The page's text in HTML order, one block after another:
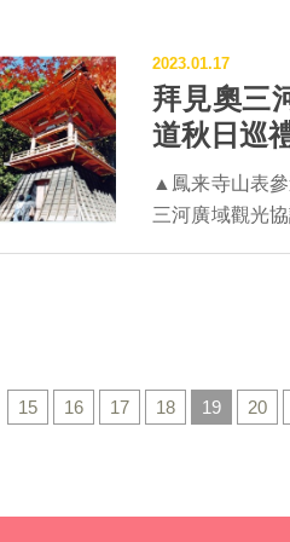
視為「播種櫻
今仍是在地民
櫻。 ★愛知縣設樂町賞花巡禮全收錄請看：
https://
秘之美。 圖：愛知縣東三河廣域觀光協議會／提供 ▍秋賞楓！晝夜
不同的美麗楓光 茶臼山高原是愛知縣最早迎接紅葉季節之處，
白天能賞楓，
一邊賞楓可是
含豐根村的愛
遠南信食祭典
美味非常。 ▲冬天的茶臼山高原展現銀白世界之美，適合親子旅
兒童們玩雪盆
朱印的神社佛
供 ▍豐川稻荷神社 ・開運UP：生意興隆、闔家平安 ▲豐川稻荷神
社。 圖：愛知縣東三
「日本三大稻
妙嚴寺』的曹
臣秀吉等武士
1000座以上。
當生動，栩栩如生地迎接著
推薦豐川稻荷
2023.01.17
拜見奧三
道秋日巡
▲鳳来寺山表
三河廣域觀光協議會／提供 秋天就
的紅葉祭從11/4至11/30舉辦。
15 16 17 18 19 20